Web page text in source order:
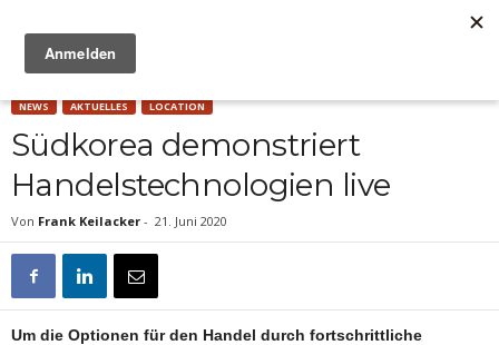
NEWS AKTUELLES LOCATION
Südkorea demonstriert
Handelstechnologien live
Von Frank Keilacker - 21. Juni 2020
Um die Optionen für den Handel durch fortschrittliche